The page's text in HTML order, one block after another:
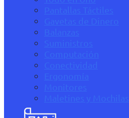
Pantallas Táctiles
Gavetas de Dinero
Balanzas
Suministros
Computación
Conectividad
Ergonomía
Monitores
Maletines y Mochilas